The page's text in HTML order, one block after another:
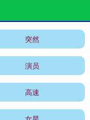
突然
演员
高速